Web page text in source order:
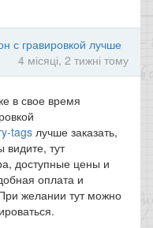
с гравировкой лучше
4 місяці, 2 тижні тому
в свое время
tags лучше заказать,
видите, тут
доступные цены и
оплата и
желании тут можно